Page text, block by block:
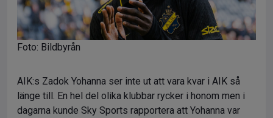
Foto: Bildbyrån
AIK:s Zadok Yohanna ser inte ut att vara kvar i AIK så
länge till. En hel del olika klubbar rycker i honom men i
dagarna kunde Sky Sports rapportera att Yohanna var